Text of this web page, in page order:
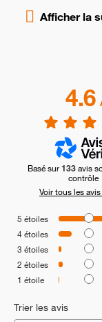
4.6
Basé sur 133avis
contrôle
Voir tous les
5 étoiles
4étoiles
3 étoiles
2 étoiles
1 étoile
Trier les avis